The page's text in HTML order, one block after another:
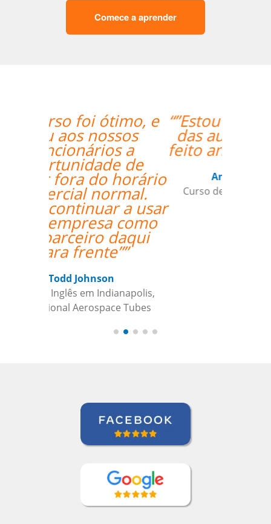
Comece a aprender
“”Estou gostando muito
das aulas, deveria ter
feito antes via online!!””
Andréia van Halst
Curso de Holandês em Curitiba